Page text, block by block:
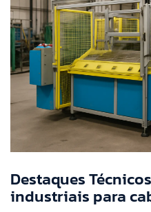
Destaques
industriais para